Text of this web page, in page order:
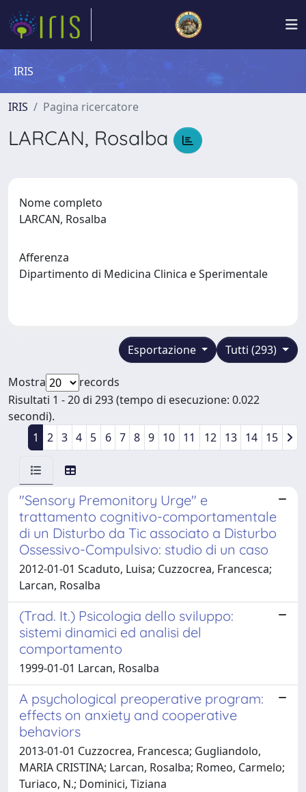
IRIS
IRIS Pagina ricercatore
LARCAN, Rosalba
Nome completo
LARCAN, Rosalba
Afferenza
Dipartimento di Medicina Clinica e Sperimentale
Tutti (293)
Esportazione
Mostra
records
Risultati 1 - 20 di 293 (tempo di esecuzione: 0.022
secondi).
1
2 3 4 5 6 7 8 9 10 11 12 13 14 15
"Sensory Premonitory Urge" e
trattamento cognitivo-comportamentale
di un Disturbo da Tic associato a Disturbo
Ossessivo-Compulsivo: studio di un caso
2012-01-01 Scaduto, Luisa; Cuzzocrea, Francesca;
Larcan, Rosalba
(Trad. It.) Psicologia dello sviluppo:
sistemi dinamici ed analisi del
comportamento
1999-01-01 Larcan, Rosalba
A psychological preoperative program:
effects on anxiety and cooperative
behaviors
2013-01-01 Cuzzocrea, Francesca; Gugliandolo,
MARIA CRISTINA; Larcan, Rosalba; Romeo, Carmelo;
Turiaco, N.; Dominici, Tiziana